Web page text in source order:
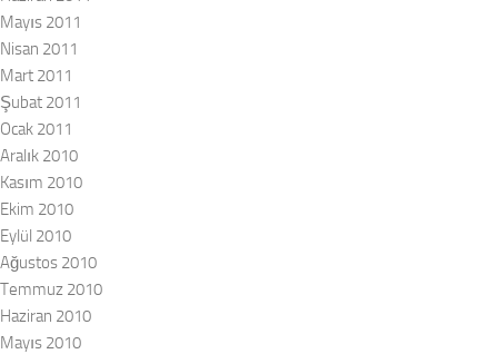
Mayıs 2011
Nisan 2011
Mart 2011
Şubat 2011
Ocak 2011
Aralık 2010
Kasım 2010
Ekim 2010
Eylül 2010
Ağustos 2010
Temmuz 2010
Haziran 2010
Mayıs 2010